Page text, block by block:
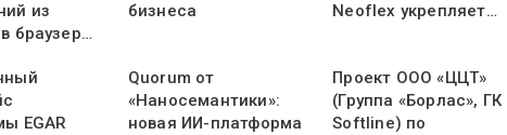
из
браузер…
бизнеса
Neoflex укрепляет…
EGAR
Quorum от
«Наносемантики»:
новая ИИ-платформа
Проект ООО «ЦЦТ»
(Группа «Борлас», ГК
Softline) по